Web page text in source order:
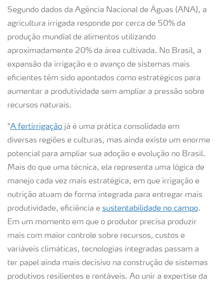
Segundo dados da Agência Nacional de Águas (ANA), a
agricultura irrigada responde por cerca de 50% da
produção mundial de alimentos utilizando
aproximadamente 20% da área cultivada. No Brasil, a
expansão da irrigação e o avanço de sistemas mais
eficientes têm sido apontados como estratégicos para
aumentar a produtividade sem ampliar a pressão sobre
recursos naturais.
“A fertirrigação já é uma prática consolidada em
diversas regiões e culturas, mas ainda existe um enorme
potencial para ampliar sua adoção e evolução no Brasil.
Mais do que uma técnica, ela representa uma lógica de
manejo cada vez mais estratégica, em que irrigação e
nutrição atuam de forma integrada para entregar mais
produtividade, eficiência e sustentabilidade no campo.
Em um momento em que o produtor precisa produzir
mais com maior controle sobre recursos, custos e
variáveis climáticas, tecnologias integradas passam a
ter papel ainda mais decisivo na construção de sistemas
produtivos resilientes e rentáveis. Ao unir a expertise da